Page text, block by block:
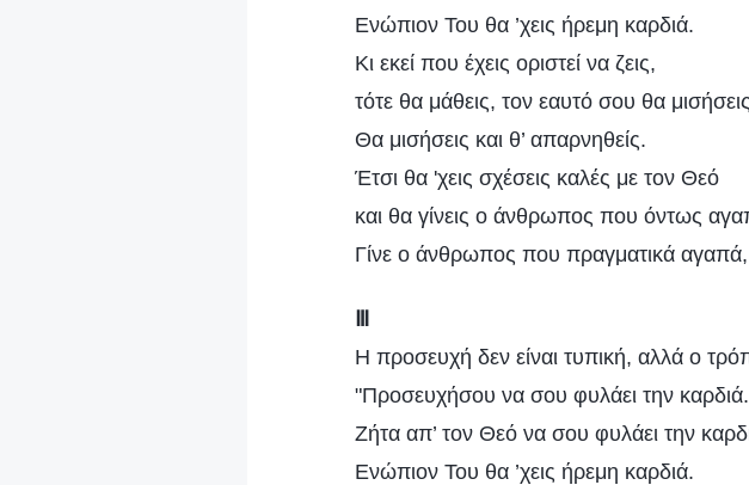
Ενώπιον Του θα ’χεις ήρεμη καρδιά.
Kι εκεί που έχεις οριστεί να ζεις,
τότε θα μάθεις, τον εαυτό σου θα
Θα μισήσεις και θ’ απαρνηθείς.
Έτσι θα 'χεις σχέσεις καλές με τον Θεό
και θα γίνεις ο άνθρωπος που όντως
Γίνε ο άνθρωπος που πραγματικά
Η προσευχή δεν είναι τυπική, αλλά ο
"Προσευχήσου να σου φυλάει την καρδιά.
Ζήτα απ’ τον Θεό να σου φυλάει την
Ενώπιον Του θα ’χεις ήρεμη καρδιά.